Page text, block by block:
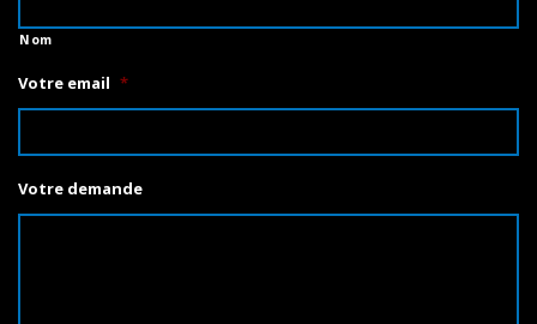
Nom
Votre email *
Votre demande